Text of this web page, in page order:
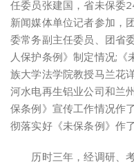
任委员张建国，省未保委
新闻媒体单位记者参加，
委常务副主任委员、团省
人保护条例》制定情况;《
族大学法学院教授马兰花
河水电再生铝业公司和兰
保条例》宣传工作情况作
彻落实好《未保条例》作了
历时三年，经调研、考